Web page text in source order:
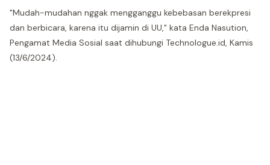
"Mudah-mudahan nggak mengganggu kebebasan berekpresi
dan berbicara, karena itu dijamin di UU," kata Enda Nasution,
Pengamat Media Sosial saat dihubungi Technologue.id, Kamis
(13/6/2024).